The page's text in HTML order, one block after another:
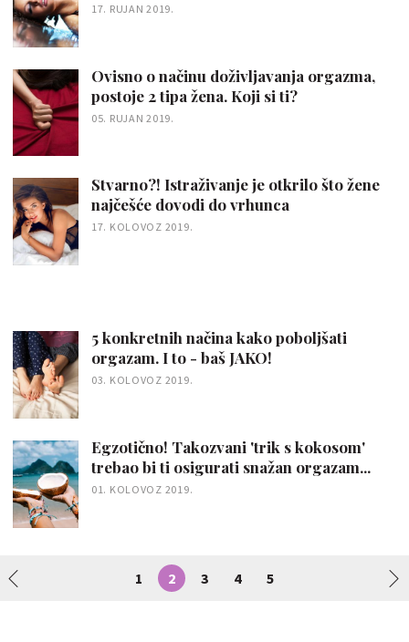
17. RUJAN 2019.
Ovisno o načinu doživljavanja orgazma,
postoje 2 tipa žena. Koji si ti?
05. RUJAN 2019.
Stvarno?! Istraživanje je otkrilo što žene
najčešće dovodi do vrhunca
17. KOLOVOZ 2019.
5 konkretnih načina kako poboljšati
orgazam. I to - baš JAKO!
03. KOLOVOZ 2019.
Egzotično! Takozvani 'trik s kokosom'
trebao bi ti osigurati snažan orgazam...
01. KOLOVOZ 2019.
1 2 3 4 5